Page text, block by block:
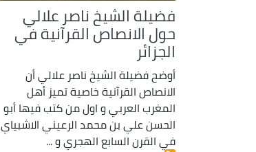
فضيلة الشيخ ناصر علالي
حول الانصاص القرآنية في
الجزائر
أوضح فضيلة الشيخ ناصر علالي أن
الانصاص القرآنية خاصية تميز أهل
المغرب العربي و اول من كتب فيها أبو
الحسن علي بن محمد الرعيني الاشبياي
في القرن السابع الهجري و ...